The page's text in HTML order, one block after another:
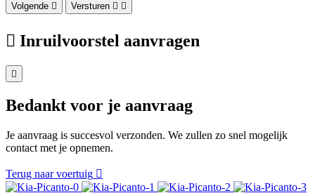
Volgende
Versturen
Inruilvoorstel aanvragen
Bedankt voor je aanvraag
Je aanvraag is succesvol verzonden. We zullen zo snel mogelijk
contact met je opnemen.
Terug naar voertuig